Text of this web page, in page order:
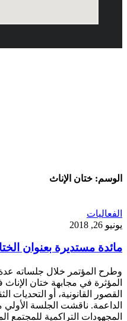
الوسم: ختان الإناث
الفعاليات
يونيو 26, 2018
مائدة مستديرة بعنوان
وطرح المؤتمر خلال جلساته عدة
المؤثرة في مجابهة ختان
القصور القانونية، أو التحديات
الداعمة. ناقشت الجلسة
المجهودات التراكمية للمجتمع